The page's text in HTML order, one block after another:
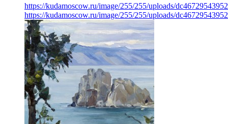
https://kudamoscow.ru/image/255/255/uploads/
https://kudamoscow.ru/image/255/255/uploads/